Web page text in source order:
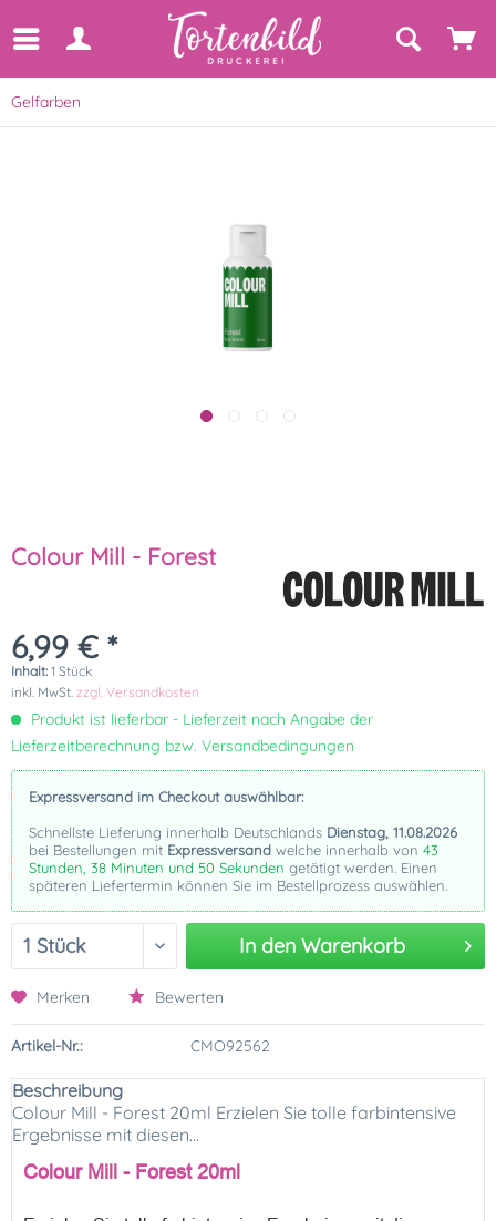
Gelfarben
Colour Mill - Forest
6,99 € *
Inhalt: 1 Stück
inkl. MwSt. zzgl. Versandkosten
Produkt ist lieferbar - Lieferzeit nach Angabe der
Lieferzeitberechnung bzw. Versandbedingungen
Expressversand im Checkout auswählbar:
Schnellste Lieferung innerhalb Deutschlands Dienstag, 11.08.2026
bei Bestellungen mit Expressversand welche innerhalb von 43
Stunden, 38 Minuten und 50 Sekunden getätigt werden. Einen
späteren Liefertermin können Sie im Bestellprozess auswählen.
In den Warenkorb
Merken Bewerten
Artikel-Nr.: CMO92562
Beschreibung
Colour Mill - Forest 20ml Erzielen Sie tolle farbintensive
Ergebnisse mit diesen...
Colour Mill - Forest 20ml